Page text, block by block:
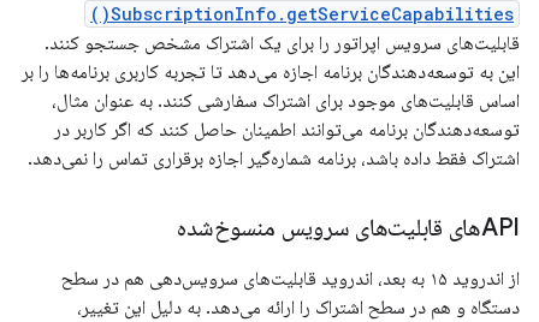
SubscriptionInfo.getServiceCapabilities()
قابلیت‌های سرویس اپراتور را برای یک اشتراک مشخص جستجو کنند.
این به توسعه‌دهندگان برنامه اجازه می‌دهد تا تجربه کاربری برنامه‌ها را بر
اساس قابلیت‌های موجود برای اشتراک سفارشی کنند. به عنوان مثال،
توسعه‌دهندگان برنامه می‌توانند اطمینان حاصل کنند که اگر کاربر در
اشتراک فقط داده باشد، برنامه شماره‌گیر اجازه برقراری تماس را نمی‌دهد.
APIهای قابلیت‌های سرویس منسوخ‌شده
از اندروید ۱۵ به بعد، اندروید قابلیت‌های سرویس‌دهی هم در سطح
دستگاه و هم در سطح اشتراک را ارائه می‌دهد. به دلیل این تغییر،